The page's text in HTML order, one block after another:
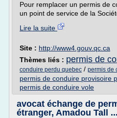
Pour remplacer un permis de
un point de service de la
Lire la suite
Site : http://www4.gouv.qc.ca
Thèmes liés : permis de
conduire perdu quebec / permis de
permis de conduire provisoire
permis de conduire vole
avocat échange de
étranger, Amadou Tall ...